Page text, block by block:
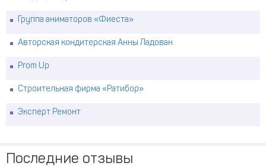
Группа аниматоров «Фиеста»
Авторская кондитерская Анны Ладован
Prom Up
Строительная фирма «Ратибор»
Эксперт Ремонт
Последние отзывы